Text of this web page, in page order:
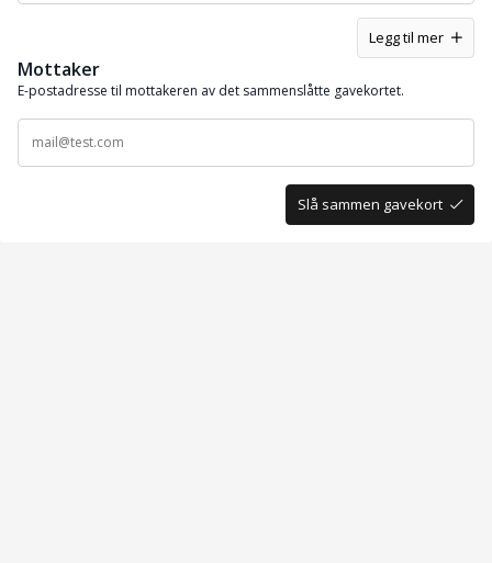
Legg til mer
Mottaker
E-postadresse til mottakeren av det sammenslåtte gavekortet.
Slå sammen gavekort